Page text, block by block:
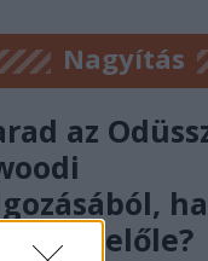
Nagyítás
az
belőle?